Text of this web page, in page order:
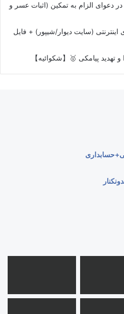
در دعوای الزام به تمکین (اثبات عسر و
اینترنتی (سایت دیوار/شیپور) + فایل
و تهدید پیامکی 🥇【شکوائیه】